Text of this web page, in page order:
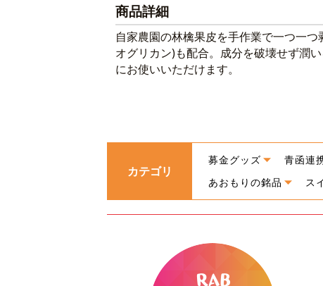
商品詳細
自家農園の林檎果皮を手作業で一つ一
オグリカン)も配合。成分を破壊せず潤
にお使いいただけます。
カテゴリ
募金グッズ 青函連
あおもりの銘品
ス